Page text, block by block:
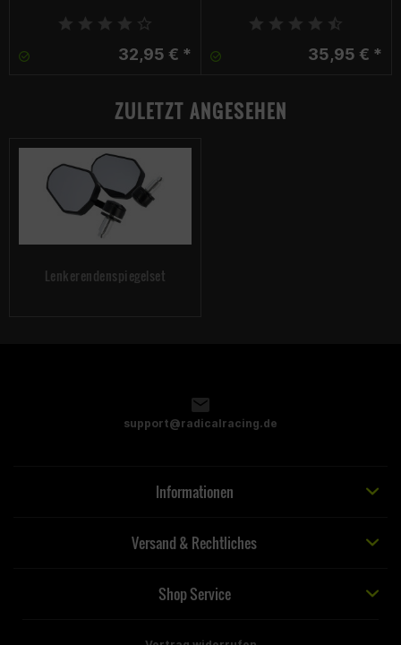
32,95 € * 35,95 € *
ZULETZT ANGESEHEN
Lenkerendenspiegelset
support@radicalracing.de
Informationen
Versand & Rechtliches
Shop Service